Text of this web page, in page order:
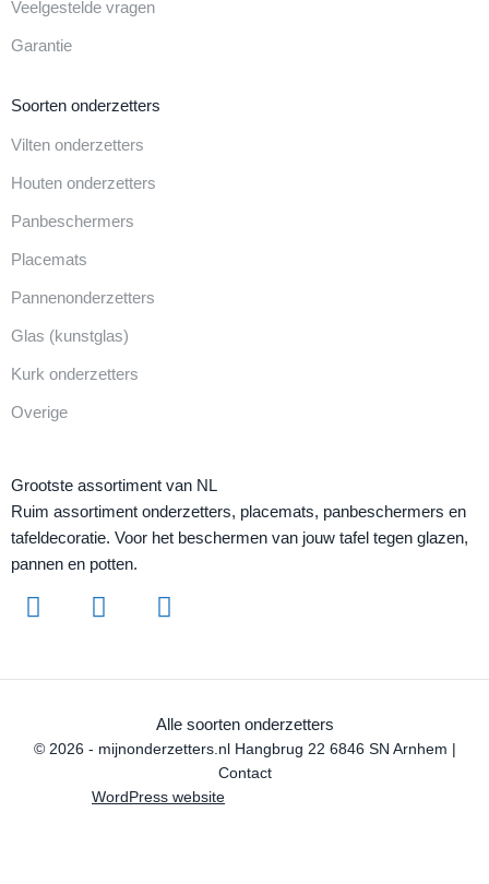
Veelgestelde vragen
Garantie
Soorten onderzetters
Vilten onderzetters
Houten onderzetters
Panbeschermers
Placemats
Pannenonderzetters
Glas (kunstglas)
Kurk onderzetters
Overige
Grootste assortiment van NL
Ruim assortiment onderzetters, placemats, panbeschermers en
tafeldecoratie. Voor het beschermen van jouw tafel tegen glazen,
pannen en potten.
Alle soorten onderzetters
© 2026 - mijnonderzetters.nl Hangbrug 22 6846 SN Arnhem |
Contact
WordPress website